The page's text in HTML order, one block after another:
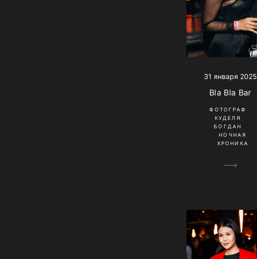
31 января 2025
Bla Bla Bar
ФОТОГРАФ
КУДЕЛЯ
БОГДАН
НОЧНАЯ
ХРОНИКА